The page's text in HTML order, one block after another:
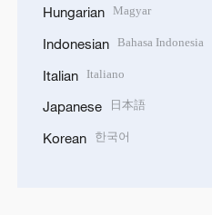
Hungarian Magyar
Indonesian Bahasa Indonesia
Italian Italiano
Japanese 日本語
Korean 한국어